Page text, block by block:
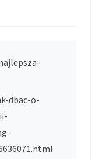
dbac-o-